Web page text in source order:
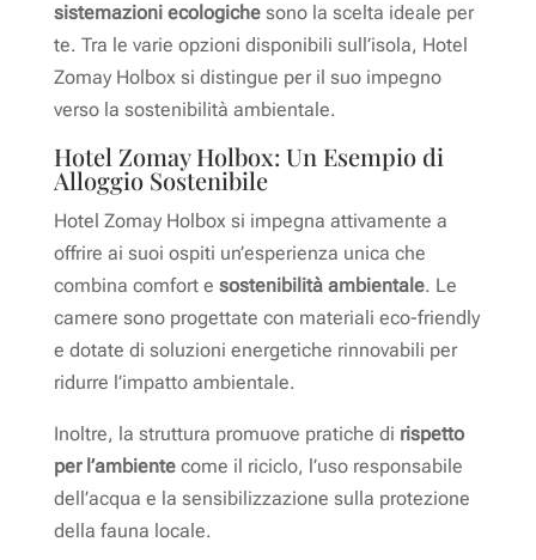
sistemazioni ecologichesono la scelta ideale per
te. Tra le varie opzioni disponibili sull’isola, Hotel
Zomay Holbox si distingue per il suo impegno
verso la sostenibilità ambientale.
Hotel Zomay Holbox: Un Esempio di
Alloggio Sostenibile
Hotel Zomay Holbox si impegna attivamente a
offrire ai suoi ospiti un’esperienza unica che
combina comfort e sostenibilità ambientale. Le
camere sono progettate con materiali eco-friendly
e dotate di soluzioni energetiche rinnovabili per
ridurre l’impatto ambientale.
Inoltre, la struttura promuove pratiche di rispetto
per l’ambientecome il riciclo, l’uso responsabile
dell’acqua e la sensibilizzazione sulla protezione
della fauna locale.